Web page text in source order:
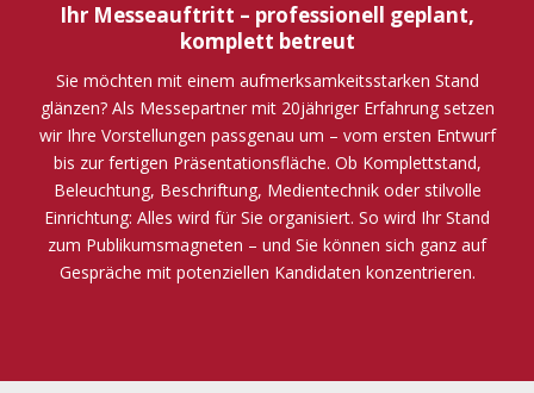
Ihr Messeauftritt – professionell geplant,
komplett betreut
Sie möchten mit einem aufmerksamkeitsstarken Stand
glänzen? Als Messepartner mit 20jähriger Erfahrung setzen
wir Ihre Vorstellungen passgenau um – vom ersten Entwurf
bis zur fertigen Präsentationsfläche. Ob Komplettstand,
Beleuchtung, Beschriftung, Medientechnik oder stilvolle
Einrichtung: Alles wird für Sie organisiert. So wird Ihr Stand
zum Publikumsmagneten – und Sie können sich ganz auf
Gespräche mit potenziellen Kandidaten konzentrieren.